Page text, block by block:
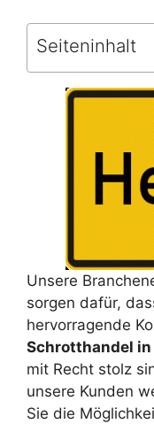
Seiteninhalt
Unsere
sorgen dafür,
hervorragende
Schrotthandel in
mit Recht stolz
unsere Kunden
Sie die